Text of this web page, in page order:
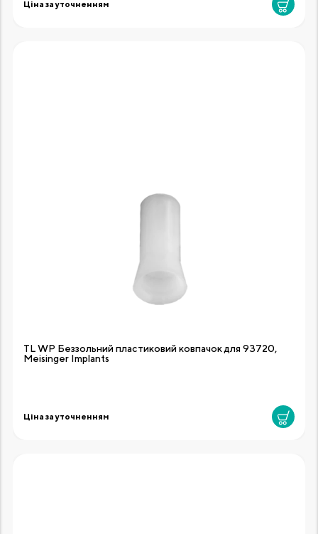
Ціна за уточненням
TL WP Беззольний пластиковий ковпачок для 93720,
Meisinger Implants
Ціна за уточненням